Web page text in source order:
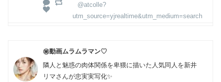
@atcolle?
utm_source=yjrealtime&utm_medium=search
㊙️動画ムラムラマン♡
隣人と魅惑の肉体関係を卑猥に描いた人気同人を新井
リマさんが忠実実写化✨